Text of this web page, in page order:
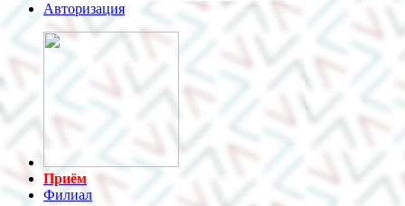
Авторизация
Приём
Филиал